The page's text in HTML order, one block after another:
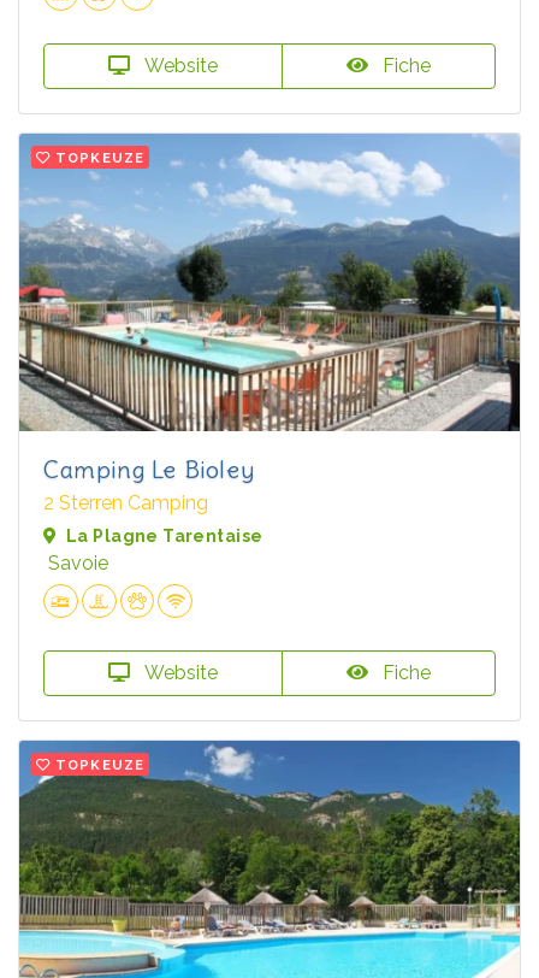
Website Fiche
TOPKEUZE
Camping Le Bioley
2 Sterren Camping
La Plagne Tarentaise
Savoie
Website Fiche
TOPKEUZE